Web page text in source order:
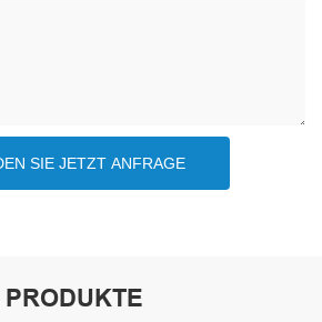
SIE JETZT ANFRAGE